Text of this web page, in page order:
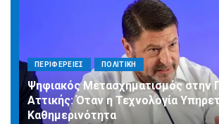
ΠΕΡΙΦΕΡΕΙΕΣ ΠΟΛΙΤΙΚΗ
Ψηφιακός Μετασχηματισμός στην
Αττικής: Όταν η Τεχνολογία
Καθημερινότητα